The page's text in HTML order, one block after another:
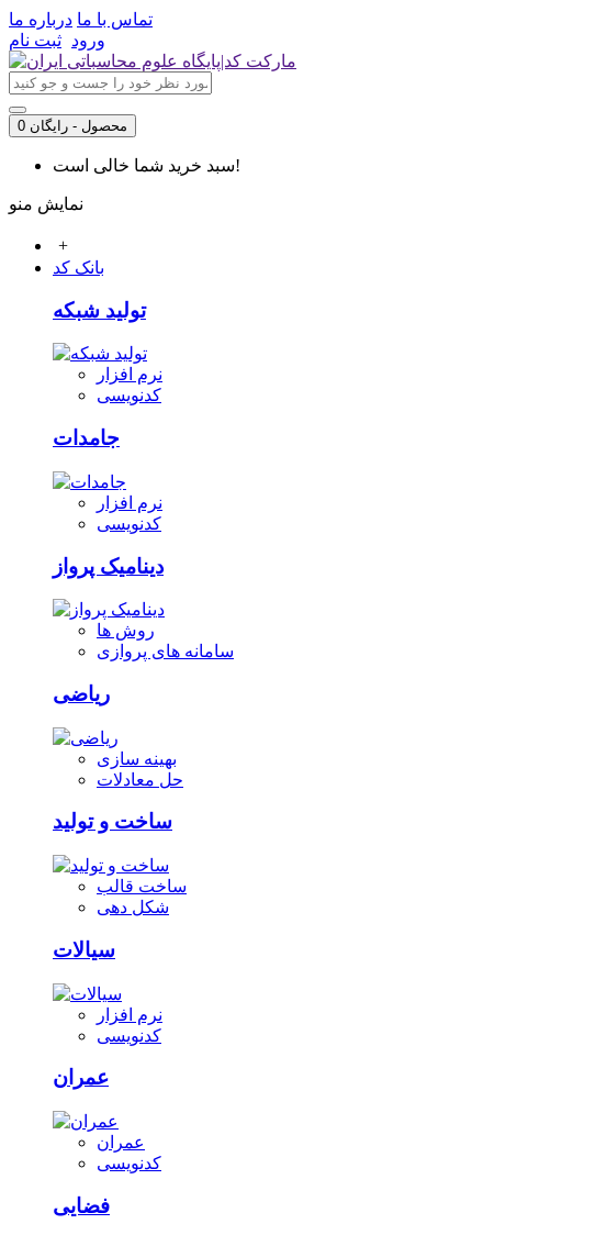
تماس با ما درباره ما
ورود ثبت نام
0 محصول - رایگان
سبد خرید شما خالی است!
نمایش منو
+
بانک کد
تولید شبکه
نرم افزار
کدنویسی
جامدات
نرم افزار
کدنویسی
دینامیک پرواز
روش ها
سامانه های پروازی
ریاضی
بهینه سازی
حل معادلات
ساخت و تولید
ساخت قالب
شکل دهی
سیالات
نرم افزار
کدنویسی
عمران
عمران
کدنویسی
فضایی